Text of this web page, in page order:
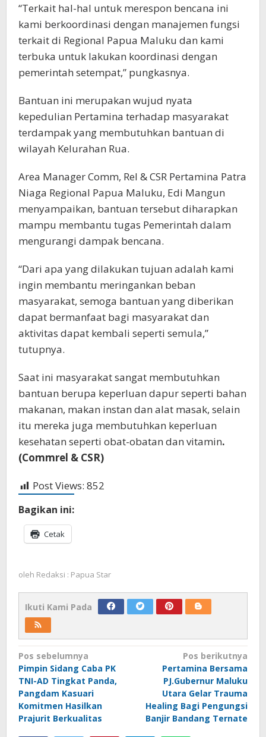
“Terkait hal-hal untuk merespon bencana ini
kami berkoordinasi dengan manajemen fungsi
terkait di Regional Papua Maluku dan kami
terbuka untuk lakukan koordinasi dengan
pemerintah setempat,” pungkasnya.
Bantuan ini merupakan wujud nyata
kepedulian Pertamina terhadap masyarakat
terdampak yang membutuhkan bantuan di
wilayah Kelurahan Rua.
Area Manager Comm, Rel & CSR Pertamina Patra
Niaga Regional Papua Maluku, Edi Mangun
menyampaikan, bantuan tersebut diharapkan
mampu membantu tugas Pemerintah dalam
mengurangi dampak bencana.
“Dari apa yang dilakukan tujuan adalah kami
ingin membantu meringankan beban
masyarakat, semoga bantuan yang diberikan
dapat bermanfaat bagi masyarakat dan
aktivitas dapat kembali seperti semula,”
tutupnya.
Saat ini masyarakat sangat membutuhkan
bantuan berupa keperluan dapur seperti bahan
makanan, makan instan dan alat masak, selain
itu mereka juga membutuhkan keperluan
kesehatan seperti obat-obatan dan vitamin.
(Commrel & CSR)
Post Views: 852
Bagikan ini:
Cetak
oleh Redaksi : Papua Star
Ikuti Kami Pada
Navigasi
pos
Pos sebelumnya
Pimpin Sidang Caba PK
TNI-AD Tingkat Panda,
Pangdam Kasuari
Komitmen Hasilkan
Prajurit Berkualitas
Pos berikutnya
Pertamina Bersama
PJ.Gubernur Maluku
Utara Gelar Trauma
Healing Bagi Pengungsi
Banjir Bandang Ternate